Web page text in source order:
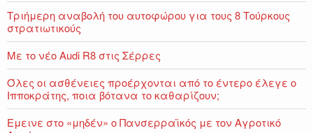
Τριήμερη αναβολή του αυτοφώρου για τους 8 Τούρκους
στρατιωτικούς
Με το νέο Audi R8 στις Σέρρες
Όλες οι ασθένειες προέρχονται από το έντερο έλεγε ο
Ιπποκράτης, ποια βότανα το καθαρίζουν;
Εμεινε στο «μηδέν» o Πανσερραϊκός με τον Αγροτικό